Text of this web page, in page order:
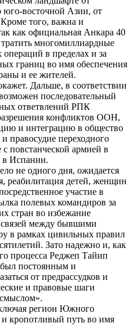
юго-восточной Азии, от
того, важна и
как официальная Анкара 40
многомиллиардные
в пределах и за
границ во имя обеспечения
и ее жителей.
Дальше, в соответствии
последовательный
ответвлений РПК
конфликтов ООН,
и интеграцию в общество
правосудие переходного
повстанческой армией в
в Испании.
не одного дня, ожидается
реабилитация детей, женщин
участие в
полевых командиров за
стран во избежание
связей между бывшими
в рамках цивильных правил
Зато надежно и, как
процесса Реджеп Тайип
постоянным и
от предрассудков и
и правовые шаги
регион Южного
и кропотливый путь во имя